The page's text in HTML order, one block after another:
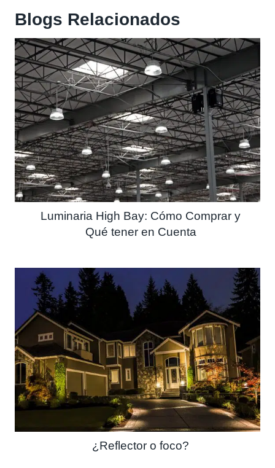
Blogs Relacionados
Luminaria High Bay: Cómo Comprar y
Qué tener en Cuenta
¿Reflector o foco?